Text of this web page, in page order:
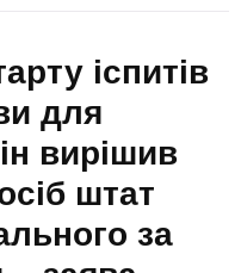
іспитів
для
вирішив
штат
за